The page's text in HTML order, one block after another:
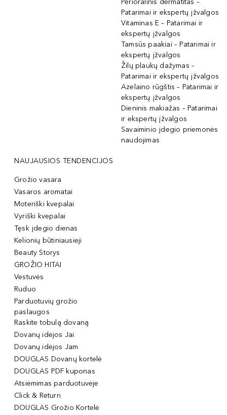
Perioralinis dermatitas –
Patarimai ir ekspertų įžvalgos
Vitaminas E – Patarimai ir
ekspertų įžvalgos
Tamsūs paakiai – Patarimai ir
ekspertų įžvalgos
Žilų plaukų dažymas –
Patarimai ir ekspertų įžvalgos
Azelaino rūgštis – Patarimai ir
ekspertų įžvalgos
Dieninis makiažas – Patarimai
ir ekspertų įžvalgos
Savaiminio įdegio priemonės
naudojimas
NAUJAUSIOS TENDENCIJOS
Grožio vasara
Vasaros aromatai
Moteriški kvepalai
Vyriški kvepalai
Tęsk įdegio dienas
Kelionių būtiniausieji
Beauty Storys
GROŽIO HITAI
Vestuvės
Ruduo
Parduotuvių grožio
paslaugos
Raskite tobulą dovaną
Dovanų idėjos Jai
Dovanų idėjos Jam
DOUGLAS Dovanų kortelė
DOUGLAS PDF kuponas
Atsiėmimas parduotuvėje
Click & Return
DOUGLAS Grožio Kortelė